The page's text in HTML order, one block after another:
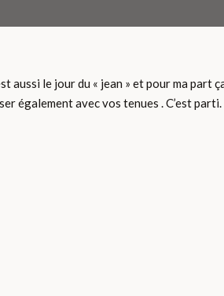
aussi le jour du « jean » et pour ma part
également avec vos tenues . C’est parti.